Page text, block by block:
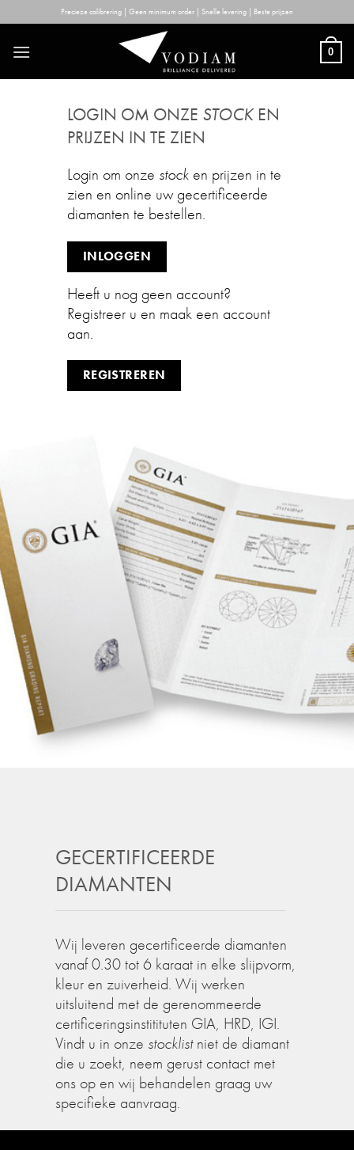
to
content
Precieze calibrering | Geen minimum order | Snelle levering | Beste prijzen
0
LOGIN OM ONZE STOCKEN
PRIJZEN IN TE ZIEN
Login om onze stock en prijzen in te
zien en online uw gecertificeerde
diamanten te bestellen.
INLOGGEN
Heeft u nog geen account?
Registreer u en maak een account
aan.
REGISTREREN
GECERTIFICEERDE
DIAMANTEN
Wij leveren gecertificeerde diamanten
vanaf 0.30 tot 6 karaat in elke slijpvorm,
kleur en zuiverheid. Wij werken
uitsluitend met de gerenommeerde
certificeringsinstitituten GIA, HRD, IGI.
Vindt u in onze stocklistniet de diamant
die u zoekt, neem gerust contact met
ons op en wij behandelen graag uw
specifieke aanvraag.